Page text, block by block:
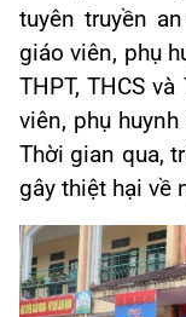
tuyên truyền
giáo viên, phụ
THPT, THCS
viên, phụ
Thời gian qua,
gây thiệt hại về